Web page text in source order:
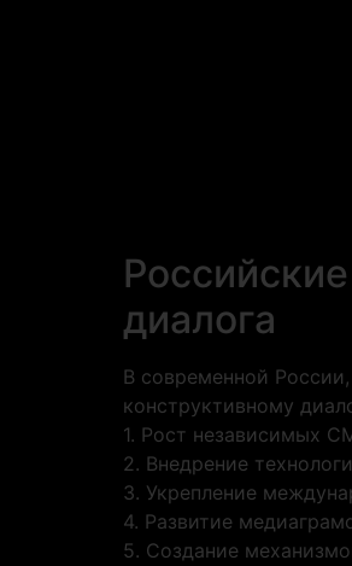
диалога
В современной
конструктивному
1. Рост независимых
2. Внедрение
3. Укрепление
4. Развитие
5. Создание